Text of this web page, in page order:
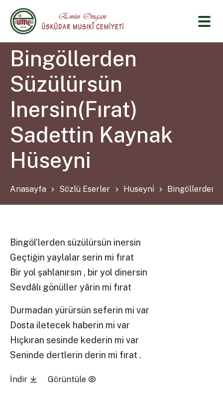
Bingöllerden
Süzülürsün
Inersin(Fırat)
Sadettin Kaynak
Hüseyni
Anasayfa Sözlü Eserler Huseyni̇ Bingöllerden
Bingöl’lerden süzülürsün inersin
Geçtiğin yaylalar serin mi fırat
Bir yol şahlanırsın , bir yol dinersin
Sevdâlı gönüller yârin mi fırat
Durmadan yürürsün seferin mi var
Dosta iletecek haberin mi var
Hıçkıran sesinde kederin mi var
Seninde dertlerin derin mi fırat .
İndir Görüntüle